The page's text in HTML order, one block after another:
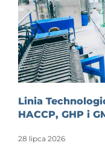
Linia
HACCP, GHP i
28 lipca 2026